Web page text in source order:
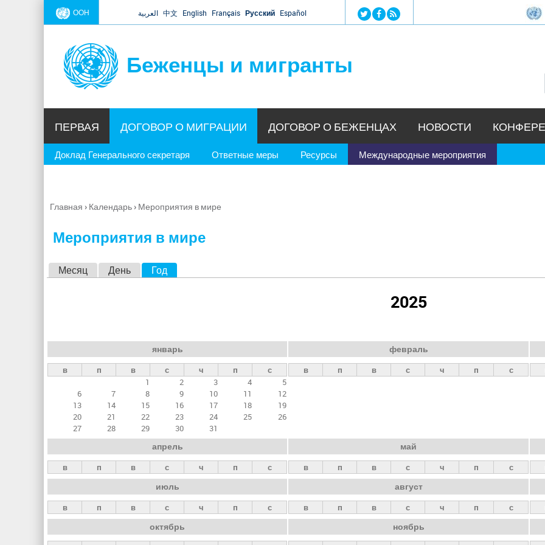
Jump to navigation
ООН العربية 中文 English Français Русский Español
Беженцы и мигранты
ПЕРВАЯ ДОГОВОР О МИГРАЦИИ
Доклад Генерального секретаря Ответные меры Ресурсы Международные мероприятия
ДОГОВОР О БЕЖЕНЦАХ НОВОСТИ
Вы
Главная › Календарь› Мероприятия в мире
Мероприятия в мире
н
ы
е
а
д
к
и
Месяц День Год
2025
январь
в п в с ч п
с
1
2 3 4
5
6
7 8 9 10 11
12
13
14 15 16 17 18
19
20
21 22 23 24 25
26
27
28 29 30 31
февраль
в п в с ч п с
апрель
в п в с ч п с
май
в п в с ч п с
июль
в п в с ч п с
август
в п в с ч п с
октябрь ноябрь